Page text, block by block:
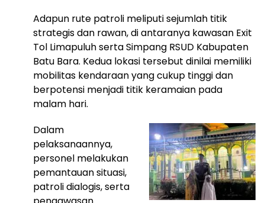
Adapun rute patroli meliputi sejumlah titik
strategis dan rawan, di antaranya kawasan Exit
Tol Limapuluh serta Simpang RSUD Kabupaten
Batu Bara. Kedua lokasi tersebut dinilai memiliki
mobilitas kendaraan yang cukup tinggi dan
berpotensi menjadi titik keramaian pada
malam hari.
Dalam
pelaksanaannya,
personel melakukan
pemantauan situasi,
patroli dialogis, serta